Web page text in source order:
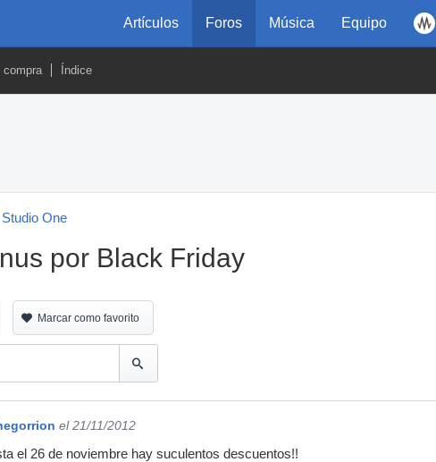
Artículos Foros Música Equipo
compra Índice
Studio One
por Black Friday
Marcar como favorito
el 21/11/2012
el 26 de noviembre hay suculentos descuentos!!